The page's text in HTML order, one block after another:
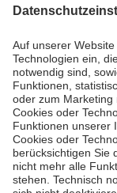
Impressum